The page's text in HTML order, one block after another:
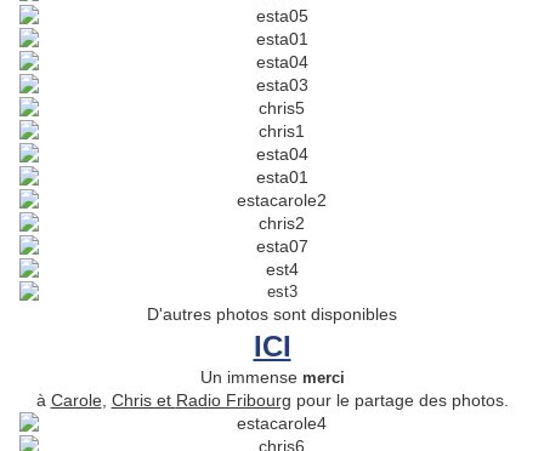
D'autres photos sont disponibles
ICI
Un immense merci
à Carole, Chris et Radio Fribourg pour le partage des photos.